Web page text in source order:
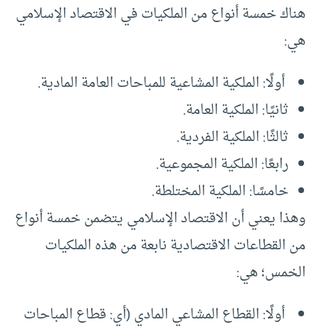
هناك خمسة أنواع من الملكيات في الاقتصاد الإسلامي
هي:
أولًا: الملكية المشاعية للمباحات العامة المادية.
ثانيًا: الملكية العامة.
ثالثًا: الملكية الفردية.
رابعًا: الملكية المجموعية.
خامسًا: الملكية المختلطة.
وهذا يعني أن الاقتصاد الإسلامي يتضمن خمسة أنواع
من القطاعات الاقتصادية نابعة من هذه الملكيات
الخمس؛ هي:
أولًا: القطاع المشاعي المادي (أي: قطاع المباحات